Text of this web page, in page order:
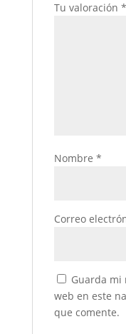
Tu valoración *
Nombre *
Correo
Guarda mi
web en este
que comente.